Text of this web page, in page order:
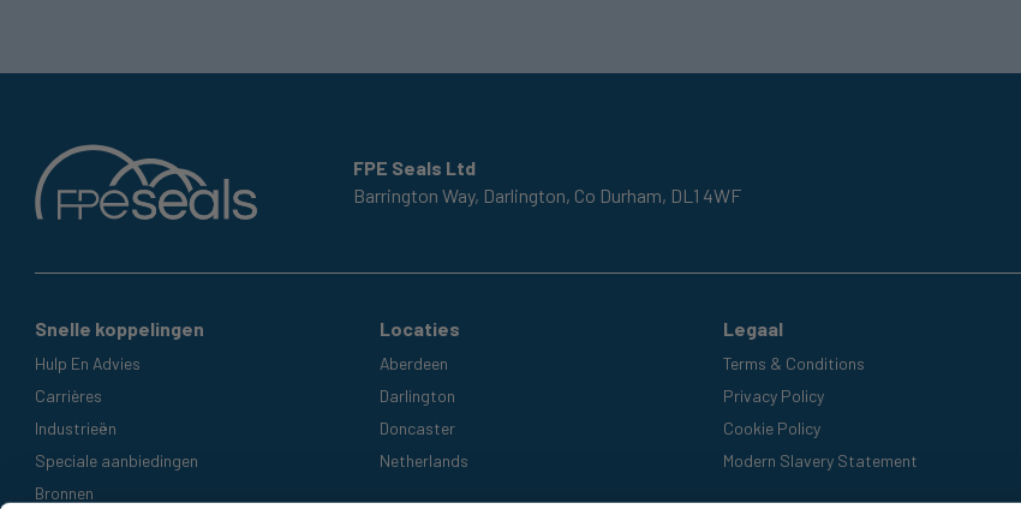
FPE Seals Ltd
Barrington Way, Darlington, Co Durham, DL1 4WF
Snelle koppelingen
Hulp En Advies
Carrières
Industrieën
Speciale aanbiedingen
Bronnen
Locaties
Aberdeen
Darlington
Doncaster
Netherlands
Legaal
Terms & Conditions
Privacy Policy
Cookie Policy
Modern Slavery Statement